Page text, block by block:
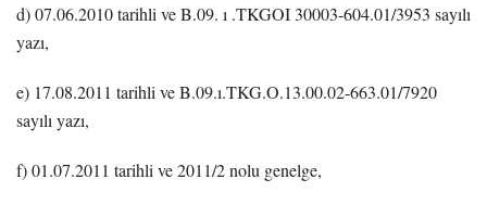
d) 07.06.2010 tarihli ve B.09. ı .TKGOI 30003-604.01/3953 sayılı
yazı,
e) 17.08.2011 tarihli ve B.09.ı.TKG.O.13.00.02-663.01/7920
sayılı yazı,
f) 01.07.2011 tarihli ve 2011/2 nolu genelge,